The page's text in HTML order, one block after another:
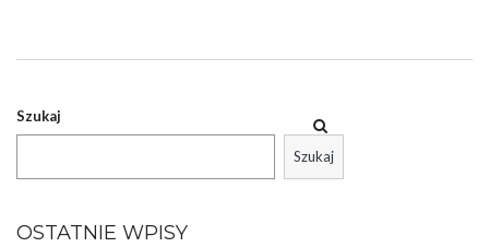
najczęściej noszonym ubraniem i to najprostszy sposób, aby
wpisać się w modną tendencję. Dobrym wyborem są …
Szukaj
Szukaj
OSTATNIE WPISY